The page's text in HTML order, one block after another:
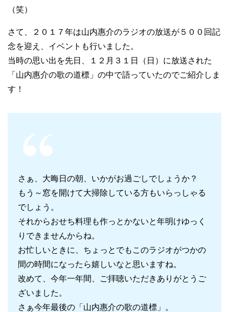
（笑）
さて、２０１７年は山内惠介のラジオの放送が５００回記
念を迎え、イベントも行いました。
当時の思い出を先日、１２月３１日（日）に放送された
「山内惠介の歌の道標」の中で語っていたのでご紹介しま
す！
さぁ、大晦日の朝、いかがお過ごしでしょうか？
もう～窓を開けて大掃除している方もいらっしゃる
でしょう。
それからおせち料理も作っとかないと年明けゆっく
りできませんからね。
お忙しいときに、ちょっとでもこのラジオがつかの
間の時間になったら嬉しいなと思いますね。
改めて、今年一年間、ご拝聴いただきありがとうご
ざいました。
さぁ今年最後の「山内惠介の歌の道標」。